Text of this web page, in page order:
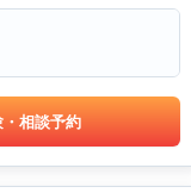
・相談予約